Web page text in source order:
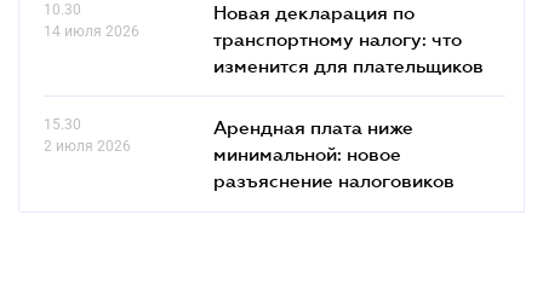
10.30
14 июля 2026
Новая декларация по
транспортному налогу: что
изменится для плательщиков
15.30
2 июля 2026
Арендная плата ниже
минимальной: новое
разъяснение налоговиков